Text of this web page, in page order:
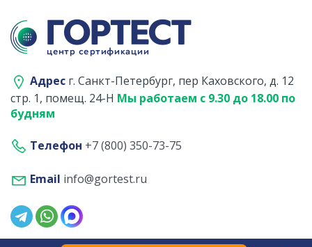
Адрес г. Санкт-Петербург, пер Каховского, д. 12
стр. 1, помещ. 24-Н Мы работаем с 9.30 до 18.00 по
будням
Телефон +7 (800) 350-73-75
Email info@gortest.ru